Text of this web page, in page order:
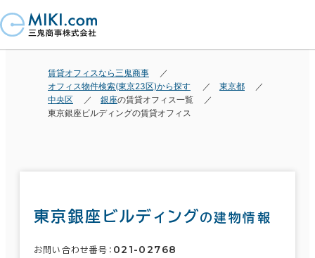
賃貸オフィスなら三鬼商事
オフィス物件検索(東京23区)から探す
東京都
中央区
銀座の賃貸オフィス一覧
東京銀座ビルディングの賃貸オフィス
東京銀座ビルディングの建物情報
お問い合わせ番号： 021-02768